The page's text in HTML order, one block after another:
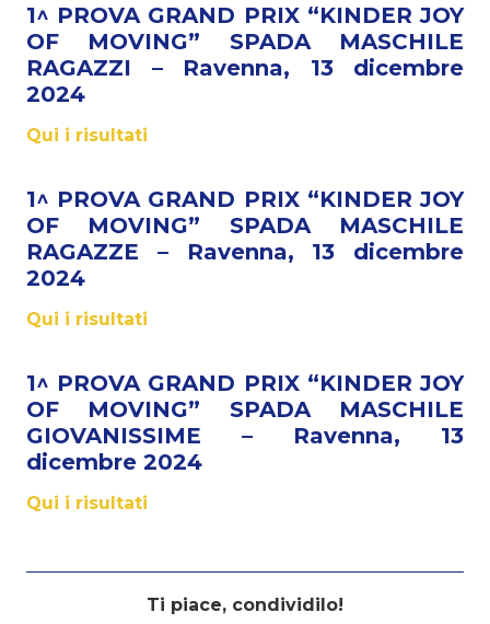
1^ PROVA GRAND PRIX “KINDER JOY
OF MOVING” SPADA MASCHILE
RAGAZZI – Ravenna, 13 dicembre
2024
Qui i risultati
1^ PROVA GRAND PRIX “KINDER JOY
OF MOVING” SPADA MASCHILE
RAGAZZE – Ravenna, 13 dicembre
2024
Qui i risultati
1^ PROVA GRAND PRIX “KINDER JOY
OF MOVING” SPADA MASCHILE
GIOVANISSIME – Ravenna, 13
dicembre 2024
Qui i risultati
Ti piace, condividilo!